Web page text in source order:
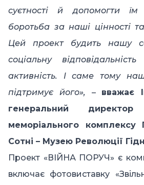
суєтності й допомогти
боротьба за наші цінності
Цей проект будить нашу
соціальну
активність. І саме тому
підтримує його», – вважає
генеральний директор
меморіального комплексу
Сотні – Музею Революції
Проект «ВІЙНА ПОРУЧ» є
включає фотовиставку